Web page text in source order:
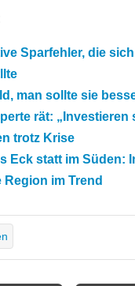
Sparfehler, die
man sollte sie
rät: „Investieren
trotz Krise
Eck statt im Süden:
Region im Trend